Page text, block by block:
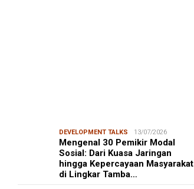
DEVELOPMENT TALKS 13/07/2026
Mengenal 30 Pemikir Modal
Sosial: Dari Kuasa Jaringan
hingga Kepercayaan Masyarakat
di Lingkar Tamba…